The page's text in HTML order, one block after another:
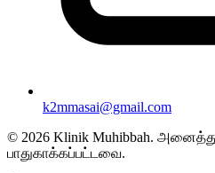
k2mmasai@gmail.com
© 2026 Klinik Muhibbah. அனைத்து
பாதுகாக்கப்பட்டவை.